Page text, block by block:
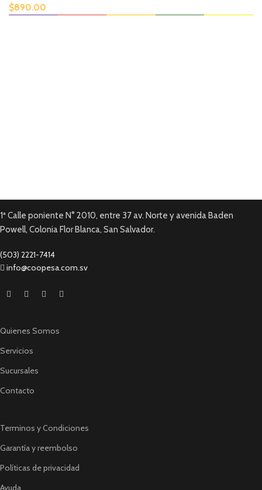
$890.00
1ª Calle poniente N° 2010, entre 37 av. Norte y avenida Baden
Powell, Colonia Flor Blanca, San Salvador.
(503) 2221-7414
info@coopesa.com.sv
Quienes Somos
Servicios
Sucursales
Contacto
Terminos y Condiciones
Garantía y reembolso
Políticas de privacidad
Ayuda